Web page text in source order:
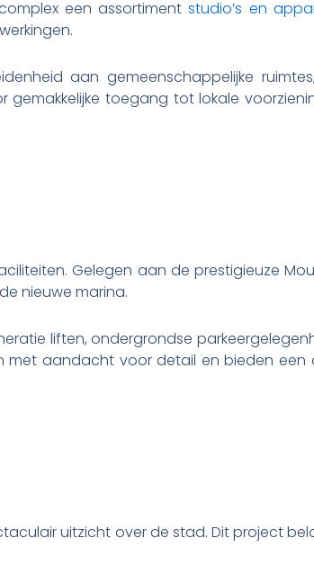
een assortimentstudio’s en
aan gemeenschappelijke
toegang tot lokale
Gelegen aan de prestigieuze
nieuwe marina.
liften, ondergrondse
aandacht voor detail en bieden een
uitzicht over de stad. Dit project